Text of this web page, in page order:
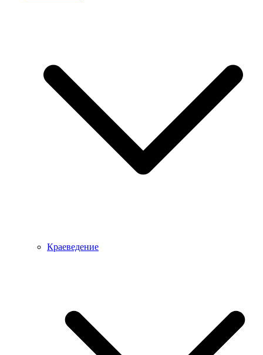
Краеведение